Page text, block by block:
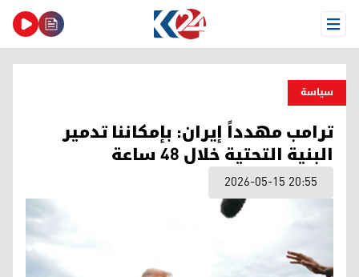
Open Menu
سیاسة
ترامب مهدداً إيران: بإمكاننا تدمير
البنية التحتية خلال 48 ساعة
2026-05-15 20:55